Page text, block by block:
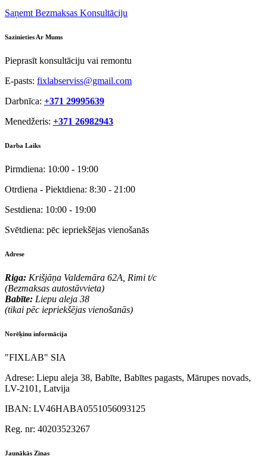
Saņemt Bezmaksas Konsultāciju
Sazinieties Ar Mums
Pieprasīt konsultāciju vai remontu
E-pasts: fixlabserviss@gmail.com
Darbnīca: +371 29995639
Menedžeris: +371 26982943
Darba Laiks
Pirmdiena: 10:00 - 19:00
Otrdiena - Piektdiena: 8:30 - 21:00
Sestdiena: 10:00 - 19:00
Svētdiena: pēc iepriekšējas vienošanās
Adrese
Riga: Krišjāņa Valdemāra 62A, Rimi t/c
(Bezmaksas autostāvvieta)
Babīte: Liepu aleja 38
(tikai pēc iepriekšējas vienošanās)
Norēķinu informācija
"FIXLAB" SIA
Adrese: Liepu aleja 38, Babīte, Babītes pagasts, Mārupes novads,
LV-2101, Latvija
IBAN: LV46HABA0551056093125
Reg. nr: 40203523267
Jaunākās Ziņas